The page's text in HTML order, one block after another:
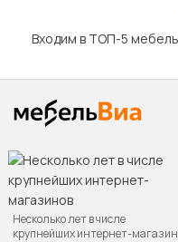
Входим в ТОП-5
Несколько лет в числе
крупнейших интернет-